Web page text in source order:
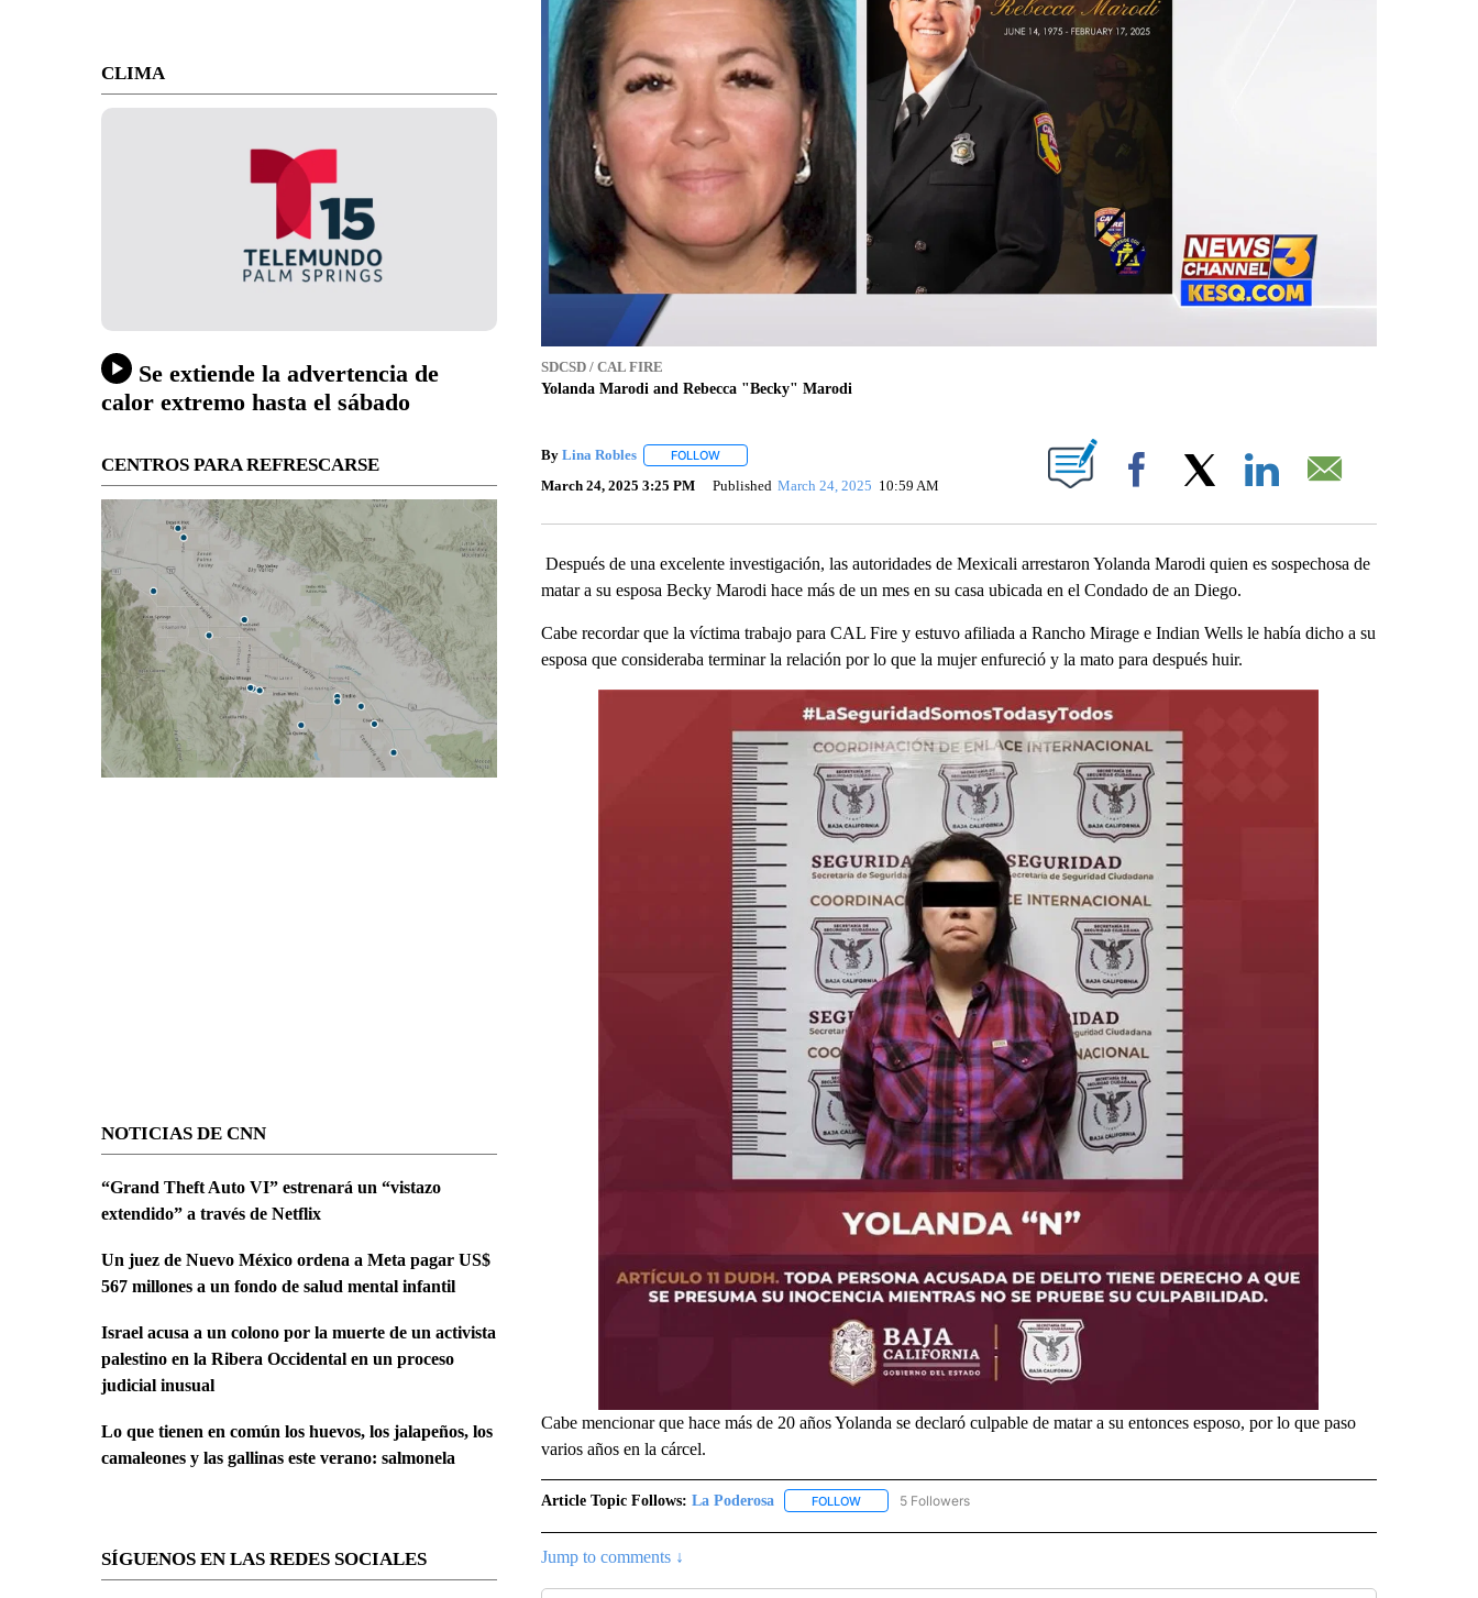
CLIMA
Se extiende la advertencia de
calor extremo hasta el sábado
CENTROS PARA REFRESCARSE
NOTICIAS DE CNN
“Grand Theft Auto VI” estrenará un “vistazo
extendido” a través de Netflix
Un juez de Nuevo México ordena a Meta pagar US$
567 millones a un fondo de salud mental infantil
Israel acusa a un colono por la muerte de un activista
palestino en la Ribera Occidental en un proceso
judicial inusual
Lo que tienen en común los huevos, los jalapeños, los
camaleones y las gallinas este verano: salmonela
SÍGUENOS EN LAS REDES SOCIALES
SDCSD / CAL FIRE
Yolanda Marodi and Rebecca "Becky" Marodi
By Lina Robles FOLLOWFOLLOW "" TO RECEIVE NOTIFICATIONS ABOUT NEW PAGES ON "".
March 24, 2025 3:25 PM Published March 24, 2025 10:59 AM Facebook
Después de una excelente investigación, las autoridades de Mexicali arrestaron Yolanda Marodi quien es sospechosa de
matar a su esposa Becky Marodi hace más de un mes en su casa ubicada en el Condado de an Diego.
Cabe recordar que la víctima trabajo para CAL Fire y estuvo afiliada a Rancho Mirage e Indian Wells le había dicho a su
esposa que consideraba terminar la relación por lo que la mujer enfureció y la mato para después huir.
Cabe mencionar que hace más de 20 años Yolanda se declaró culpable de matar a su entonces esposo, por lo que paso
varios años en la cárcel.
Article Topic Follows: La Poderosa FOLLOWFOLLOW "LA PODEROSA" TO RECEIVE NOTIFICATIONS ABOUT NEW PAGES ON "LA PODEROSA".
5 Followers
Jump to comments ↓